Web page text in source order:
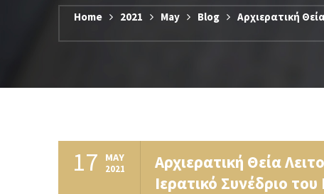
Home 2021 May Blog
Αρχιερατική
17 MAY
2021
Αρχιερατική Θεία
Ιερατικό Συνέδριο